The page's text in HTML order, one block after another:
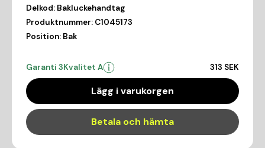
Delkod: Bakluckehandtag
Produktnummer: C1045173
Position: Bak
Garanti 3Kvalitet A 313 SEK
Lägg i varukorgen
Betala och hämta